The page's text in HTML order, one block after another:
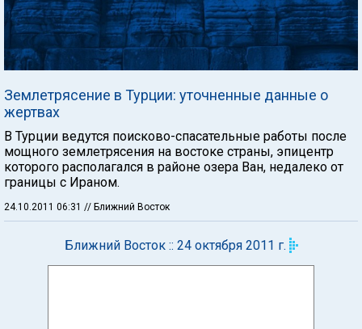
Землетрясение в Турции: уточненные данные о
жертвах
В Турции ведутся поисково-спасательные работы после
мощного землетрясения на востоке страны, эпицентр
которого располагался в районе озера Ван, недалеко от
границы с Ираном.
24.10.2011 06:31 // Ближний Восток
Ближний Восток :: 24 октября 2011 г.